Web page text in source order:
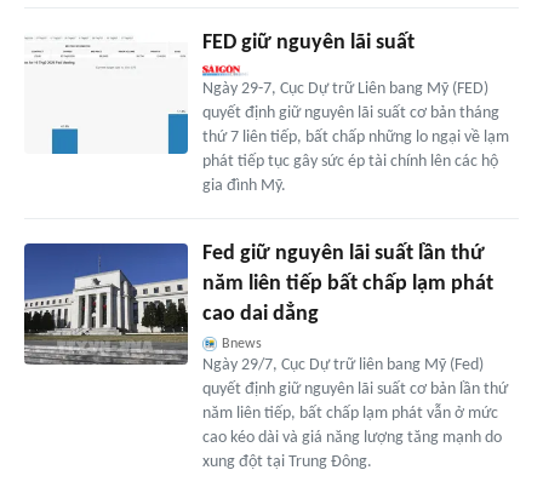
FED giữ nguyên lãi suất
Ngày 29-7, Cục Dự trữ Liên bang Mỹ (FED)
quyết định giữ nguyên lãi suất cơ bản tháng
thứ 7 liên tiếp, bất chấp những lo ngại về lạm
phát tiếp tục gây sức ép tài chính lên các hộ
gia đình Mỹ.
Fed giữ nguyên lãi suất lần thứ
năm liên tiếp bất chấp lạm phát
cao dai dẳng
Bnews
Ngày 29/7, Cục Dự trữ liên bang Mỹ (Fed)
quyết định giữ nguyên lãi suất cơ bản lần thứ
năm liên tiếp, bất chấp lạm phát vẫn ở mức
cao kéo dài và giá năng lượng tăng mạnh do
xung đột tại Trung Đông.